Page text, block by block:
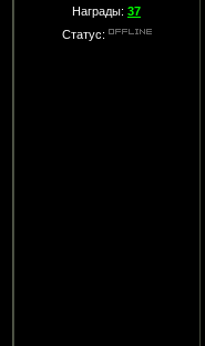
Награды: 37
Статус: